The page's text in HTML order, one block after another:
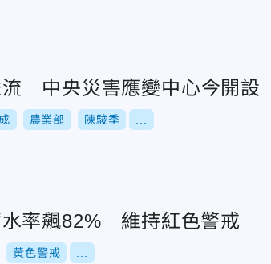
中央災害應變中心今開設
農業部 陳駿季
率飆82% 維持紅色警戒
黃色警戒